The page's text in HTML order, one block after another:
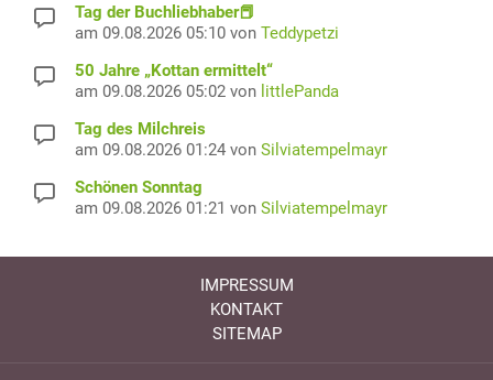
Tag der Buchliebhaber📕
am 09.08.2026 05:10 von Teddypetzi
50 Jahre „Kottan ermittelt“
am 09.08.2026 05:02 von littlePanda
Tag des Milchreis
am 09.08.2026 01:24 von Silviatempelmayr
Schönen Sonntag
am 09.08.2026 01:21 von Silviatempelmayr
IMPRESSUM
KONTAKT
SITEMAP